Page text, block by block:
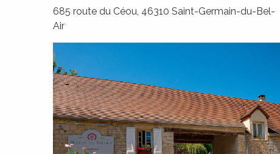
685 route du Céou, 46310 Saint-Germain-du-Bel-
Air